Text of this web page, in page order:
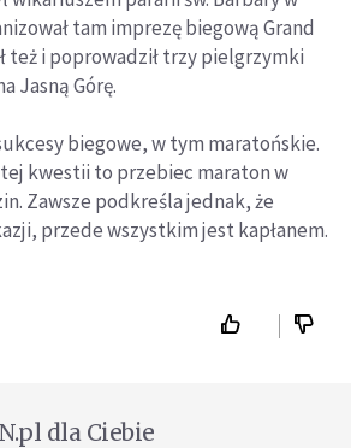
tam imprezę biegową Grand
też i poprowadził trzy pielgrzymki
Jasną Górę.
biegowe, w tym maratońskie.
kwestii to przebiec maraton w
Zawsze podkreśla jednak, że
przede wszystkim jest kapłanem.
dla Ciebie